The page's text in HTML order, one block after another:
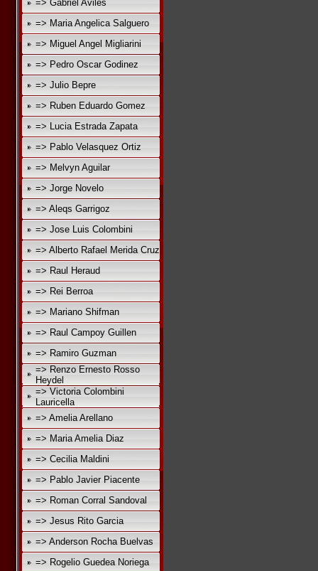
=> Gabriel Aviles
=> Maria Angelica Salguero
=> Miguel Angel Migliarini
=> Pedro Oscar Godinez
=> Julio Bepre
=> Ruben Eduardo Gomez
=> Lucia Estrada Zapata
=> Pablo Velasquez Ortiz
=> Melvyn Aguilar
=> Jorge Novelo
=> Aleqs Garrigoz
=> Jose Luis Colombini
=> Alberto Rafael Merida Cruz
=> Raul Heraud
=> Rei Berroa
=> Mariano Shifman
=> Raul Campoy Guillen
=> Ramiro Guzman
=> Renzo Ernesto Rosso
Heydel
=> Victoria Colombini
Lauricella
=> Amelia Arellano
=> Maria Amelia Diaz
=> Cecilia Maldini
=> Pablo Javier Piacente
=> Roman Corral Sandoval
=> Jesus Rito Garcia
=> Anderson Rocha Buelvas
=> Rogelio Guedea Noriega